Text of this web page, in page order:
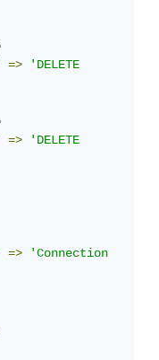
=>
'DELETE
=>
'DELETE
=>
'Connection